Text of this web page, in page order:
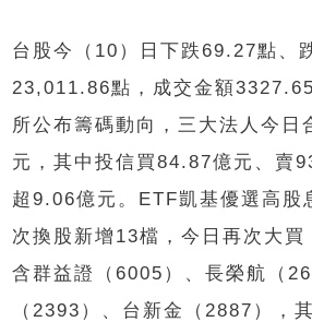
台股今（10）日下跌69.27點、
23,011.86點，成交金額
所公布籌碼動向，三大法人今日
元，其中投信買84.87億元、賣
超9.06億元。ETF凱基優選高股
次換股新增13檔，今日再次大買
含群益證（6005）、長榮航（
（2393）、台新金（2887），